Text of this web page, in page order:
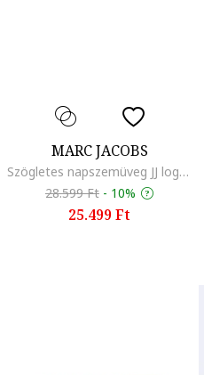
MARC JACOBS
Szögletes napszemüveg JJ logós részlettel
28.599 Ft - 10%
25.499 Ft